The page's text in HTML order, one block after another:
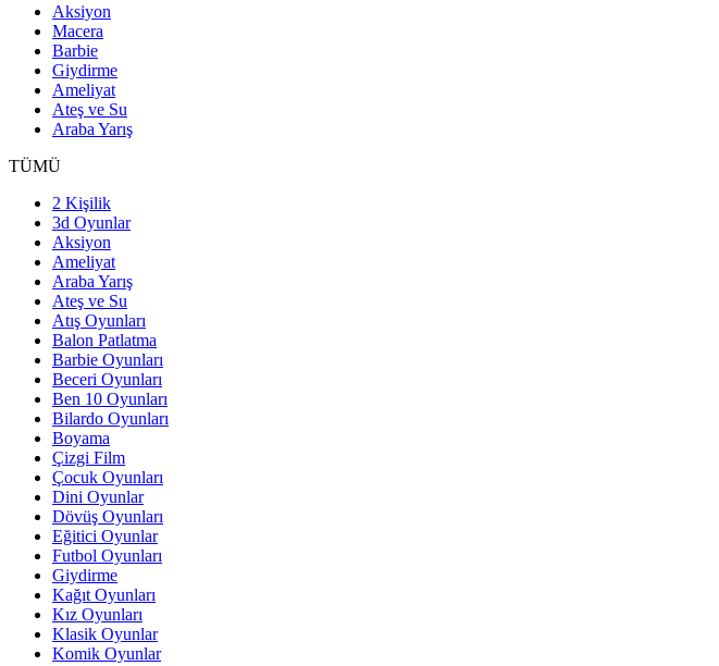
Aksiyon
Macera
Barbie
Giydirme
Ameliyat
Ateş ve Su
Araba Yarış
TÜMÜ
2 Kişilik
3d Oyunlar
Aksiyon
Ameliyat
Araba Yarış
Ateş ve Su
Atış Oyunları
Balon Patlatma
Barbie Oyunları
Beceri Oyunları
Ben 10 Oyunları
Bilardo Oyunları
Boyama
Çizgi Film
Çocuk Oyunları
Dini Oyunlar
Dövüş Oyunları
Eğitici Oyunlar
Futbol Oyunları
Giydirme
Kağıt Oyunları
Kız Oyunları
Klasik Oyunlar
Komik Oyunlar